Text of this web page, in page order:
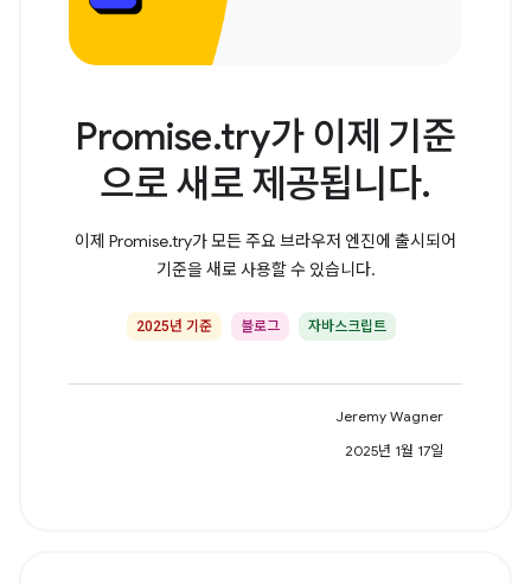
Promise.try가 이제 기준
으로 새로 제공됩니다.
이제 Promise.try가 모든 주요 브라우저 엔진에 출시되어
기준을 새로 사용할 수 있습니다.
2025년 기준 블로그 자바스크립트
Jeremy Wagner
2025년 1월 17일